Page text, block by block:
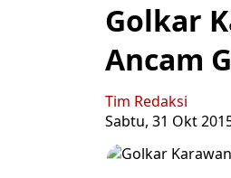
Golkar
Ancam
Tim Redaksi
Sabtu, 31 Okt